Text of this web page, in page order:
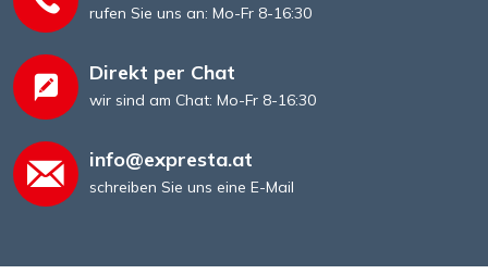
rufen Sie uns an: Mo-Fr 8-16:30
Direkt per Chat
wir sind am Chat: Mo-Fr 8-16:30
info@expresta.at
schreiben Sie uns eine E-Mail